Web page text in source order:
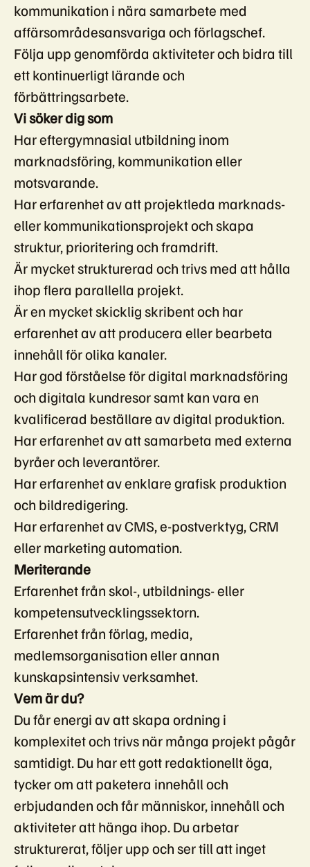
kommunikation i nära samarbete med
affärsområdesansvariga och förlagschef.
Följa upp genomförda aktiviteter och bidra till
ett kontinuerligt lärande och
förbättringsarbete.
Vi söker dig som
Har eftergymnasial utbildning inom
marknadsföring, kommunikation eller
motsvarande.
Har erfarenhet av att projektleda marknads-
eller kommunikationsprojekt och skapa
struktur, prioritering och framdrift.
Är mycket strukturerad och trivs med att hålla
ihop flera parallella projekt.
Är en mycket skicklig skribent och har
erfarenhet av att producera eller bearbeta
innehåll för olika kanaler.
Har god förståelse för digital marknadsföring
och digitala kundresor samt kan vara en
kvalificerad beställare av digital produktion.
Har erfarenhet av att samarbeta med externa
byråer och leverantörer.
Har erfarenhet av enklare grafisk produktion
och bildredigering.
Har erfarenhet av CMS, e-postverktyg, CRM
eller marketing automation.
Meriterande
Erfarenhet från skol-, utbildnings- eller
kompetensutvecklingssektorn.
Erfarenhet från förlag, media,
medlemsorganisation eller annan
kunskapsintensiv verksamhet.
Vem är du?
Du får energi av att skapa ordning i
komplexitet och trivs när många projekt pågår
samtidigt. Du har ett gott redaktionellt öga,
tycker om att paketera innehåll och
erbjudanden och får människor, innehåll och
aktiviteter att hänga ihop. Du arbetar
strukturerat, följer upp och ser till att inget